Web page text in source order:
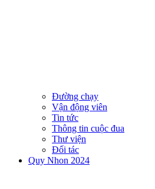
Đường chạy
Vận động viên
Tin tức
Thông tin cuộc đua
Thư viện
Đối tác
Quy Nhon 2024